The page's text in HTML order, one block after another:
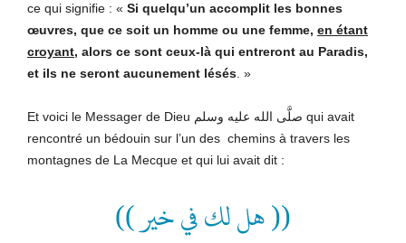
ce qui signifie : « Si quelqu’un accomplit les bonnes
œuvres, que ce soit un homme ou une femme, en étant
croyant, alors ce sont ceux-là qui entreront au Paradis,
et ils ne seront aucunement lésés. »
Et voici le Messager de Dieu صلَّى الله عليه وسلم qui avait
rencontré un bédouin sur l’un des chemins à travers les
montagnes de La Mecque et qui lui avait dit :
(( هل لك في خير ))